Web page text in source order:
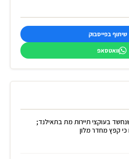
שיתוף בפייסבוק
וואטסאפ
בן 20 שנחשד בעוקצי תיירות מת בתאילנד;
כי קפץ מחדר מלון